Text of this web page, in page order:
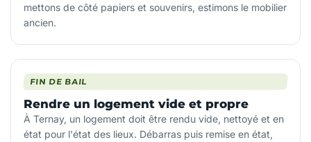
mettons de côté papiers et souvenirs, estimons le mobilier
ancien.
FIN DE BAIL
Rendre un logement vide et propre
À Ternay, un logement doit être rendu vide, nettoyé et en
état pour l'état des lieux. Débarras puis remise en état,